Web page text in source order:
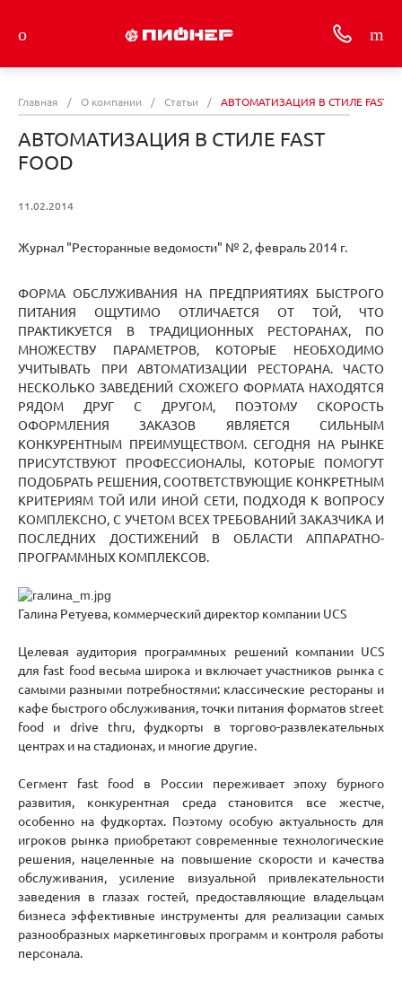
Главная / О компании / Статьи / АВТОМАТИЗАЦИЯ В СТИЛЕ FAST
АВТОМАТИЗАЦИЯ В СТИЛЕ FAST
FOOD
11.02.2014
Журнал "Ресторанные ведомости" № 2, февраль 2014 г.
ФОРМА ОБСЛУЖИВАНИЯ НА ПРЕДПРИЯТИЯХ БЫСТРОГО
ПИТАНИЯ ОЩУТИМО ОТЛИЧАЕТСЯ ОТ ТОЙ, ЧТО
ПРАКТИКУЕТСЯ В ТРАДИЦИОННЫХ РЕСТОРАНАХ, ПО
МНОЖЕСТВУ ПАРАМЕТРОВ, КОТОРЫЕ НЕОБХОДИМО
УЧИТЫВАТЬ ПРИ АВТОМАТИЗАЦИИ РЕСТОРАНА. ЧАСТО
НЕСКОЛЬКО ЗАВЕДЕНИЙ СХОЖЕГО ФОРМАТА НАХОДЯТСЯ
РЯДОМ ДРУГ С ДРУГОМ, ПОЭТОМУ СКОРОСТЬ
ОФОРМЛЕНИЯ ЗАКАЗОВ ЯВЛЯЕТСЯ СИЛЬНЫМ
КОНКУРЕНТНЫМ ПРЕИМУЩЕСТВОМ. СЕГОДНЯ НА РЫНКЕ
ПРИСУТСТВУЮТ ПРОФЕССИОНАЛЫ, КОТОРЫЕ ПОМОГУТ
ПОДОБРАТЬ РЕШЕНИЯ, СООТВЕТСТВУЮЩИЕ КОНКРЕТНЫМ
КРИТЕРИЯМ ТОЙ ИЛИ ИНОЙ СЕТИ, ПОДХОДЯ К ВОПРОСУ
КОМПЛЕКСНО, С УЧЕТОМ ВСЕХ ТРЕБОВАНИЙ ЗАКАЗЧИКА И
ПОСЛЕДНИХ ДОСТИЖЕНИЙ В ОБЛАСТИ АППАРАТНО-
ПРОГРАММНЫХ КОМПЛЕКСОВ.
Галина Ретуева, коммерческий директор компании UCS
Целевая аудитория программных решений компании UCS
для fast food весьма широка и включает участников рынка с
самыми разными потребностями: классические рестораны и
кафе быстрого обслуживания, точки питания форматов street
food и drive thru, фудкорты в торгово-развлекательных
центрах и на стадионах, и многие другие.
Сегмент fast food в России переживает эпоху бурного
развития, конкурентная среда становится все жестче,
особенно на фудкортах. Поэтому особую актуальность для
игроков рынка приобретают современные технологические
решения, нацеленные на повышение скорости и качества
обслуживания, усиление визуальной привлекательности
заведения в глазах гостей, предоставляющие владельцам
бизнеса эффективные инструменты для реализации самых
разнообразных маркетинговых программ и контроля работы
персонала.